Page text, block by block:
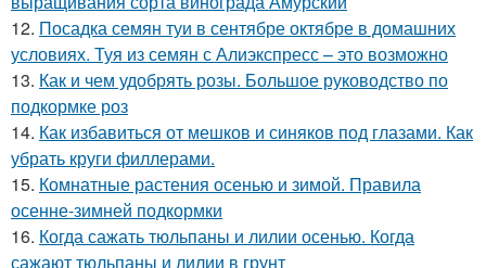
12. Посадка семян туи в сентябре октябре в домашних
условиях. Туя из семян с Алиэкспресс – это возможно
13. Как и чем удобрять розы. Большое руководство по
подкормке роз
14. Как избавиться от мешков и синяков под глазами. Как
убрать круги филлерами.
15. Комнатные растения осенью и зимой. Правила
осенне-зимней подкормки
16. Когда сажать тюльпаны и лилии осенью. Когда
сажают тюльпаны и лилии в грунт